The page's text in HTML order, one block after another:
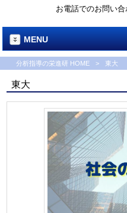
お電話でのお問い合
MENU
分析指導の栄進研 HOME > 東大
東大